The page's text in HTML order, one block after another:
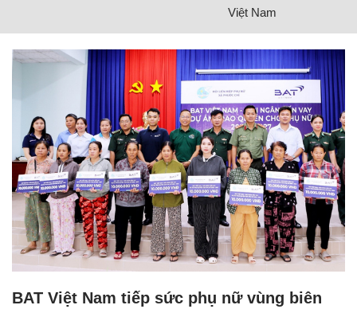
Việt Nam
BAT Việt Nam tiếp sức phụ nữ vùng biên